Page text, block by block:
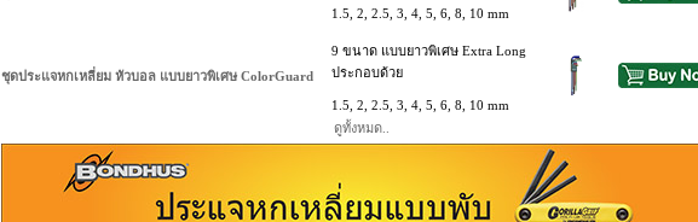
1.5, 2, 2.5, 3, 4, 5, 6, 8, 10 mm
ชุดประแจหกเหลี่ยม หัวบอล แบบยาวพิเศษ ColorGuard
9 ขนาด แบบยาวพิเศษ Extra Long
ประกอบด้วย
1.5, 2, 2.5, 3, 4, 5, 6, 8, 10 mm
ดูทั้งหมด..